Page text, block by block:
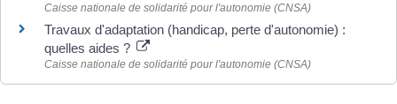
Caisse nationale de solidarité pour l'autonomie (CNSA)
Travaux d'adaptation (handicap, perte d'autonomie) :
quelles aides ?
Caisse nationale de solidarité pour l'autonomie (CNSA)